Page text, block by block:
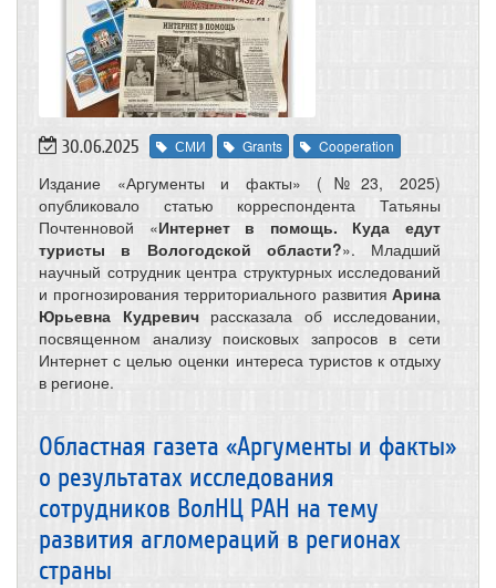
30.06.2025 СМИ Grants Cooperation
Издание «Аргументы и факты» (№23, 2025)
опубликовало статью корреспондента Татьяны
Почтенновой «Интернет в помощь. Куда едут
туристы в Вологодской области?». Младший
научный сотрудник центра структурных исследований
и прогнозирования территориального развития Арина
Юрьевна Кудревичрассказала об исследовании,
посвященном анализу поисковых запросов в сети
Интернет с целью оценки интереса туристов к отдыху
в регионе.
Областная газета «Аргументы и факты»
о результатах исследования
сотрудников ВолНЦ РАН на тему
развития агломераций в регионах
страны